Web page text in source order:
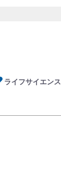
ライフサイエンス